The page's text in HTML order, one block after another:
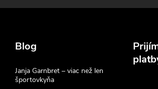
Blog
Janja Garnbret – viac než len
športovkyňa